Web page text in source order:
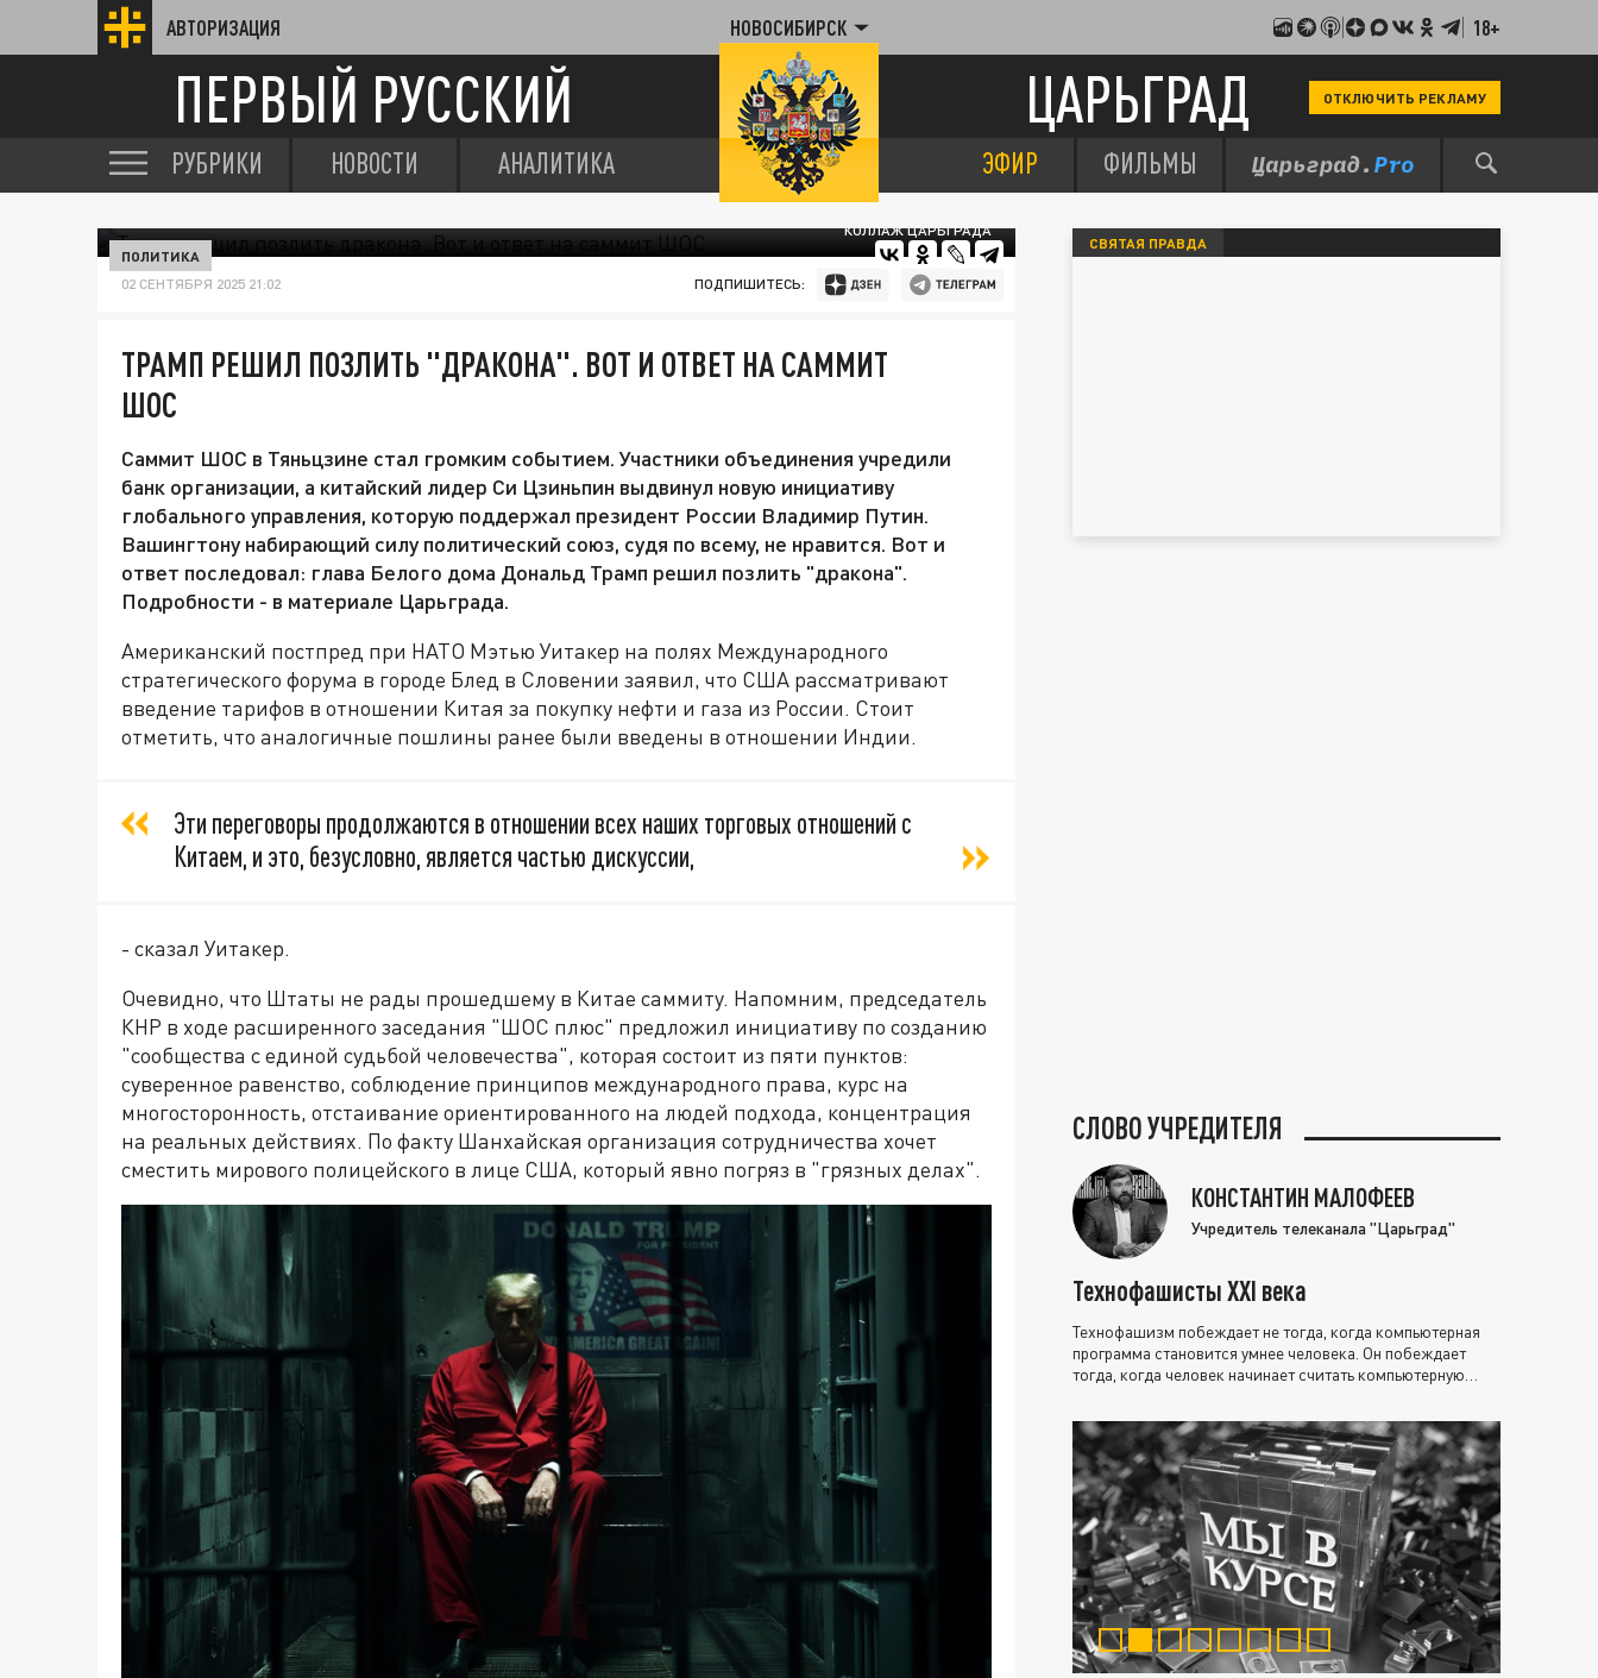
АВТОРИЗАЦИЯ НОВОСИБИРСК 18+
ПЕРВЫЙ РУССКИЙ ЦАРЬГРАД ОТКЛЮЧИТЬ РЕКЛАМУ
РУБРИКИ НОВОСТИ АНАЛИТИКА ЭФИР ФИЛЬМЫ
КОЛЛАЖ ЦАРЬГРАДА
ПОЛИТИКА
02 СЕНТЯБРЯ 2025 21:02 ПОДПИШИТЕСЬ:
ТРАМП РЕШИЛ ПОЗЛИТЬ "ДРАКОНА". ВОТ И ОТВЕТ НА САММИТ
ШОС
Саммит ШОС в Тяньцзине стал громким событием. Участники объединения учредили
банк организации, а китайский лидер Си Цзиньпин выдвинул новую инициативу
глобального управления, которую поддержал президент России Владимир Путин.
Вашингтону набирающий силу политический союз, судя по всему, не нравится. Вот и
ответ последовал: глава Белого дома Дональд Трамп решил позлить "дракона".
Подробности - в материале Царьграда.
Американский постпред при НАТО Мэтью Уитакер на полях Международного
стратегического форума в городе Блед в Словении заявил, что США рассматривают
введение тарифов в отношении Китая за покупку нефти и газа из России. Стоит
отметить, что аналогичные пошлины ранее были введены в отношении Индии.
Эти переговоры продолжаются в отношении всех наших торговых отношений с
Китаем, и это, безусловно, является частью дискуссии,
- сказал Уитакер.
Очевидно, что Штаты не рады прошедшему в Китае саммиту. Напомним, председатель
КНР в ходе расширенного заседания "ШОС плюс" предложил инициативу по созданию
"сообщества с единой судьбой человечества", которая состоит из пяти пунктов:
суверенное равенство, соблюдение принципов международного права, курс на
многосторонность, отстаивание ориентированного на людей подхода, концентрация
на реальных действиях. По факту Шанхайская организация сотрудничества хочет
сместить мирового полицейского в лице США, который явно погряз в "грязных делах".
СВЯТАЯ ПРАВДА
СЛОВО УЧРЕДИТЕЛЯ
КОНСТАНТИН МАЛОФЕЕВ
Учредитель телеканала "Царьград"
Технофашисты XXI века
Технофашизм побеждает не тогда, когда компьютерная
программа становится умнее человека. Он побеждает
тогда, когда человек начинает считать компьютерную